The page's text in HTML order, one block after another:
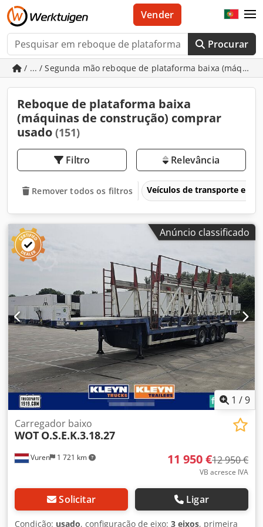
Procurar
Vender
/ ... / Segunda mão reboque de plataforma baixa
Reboque de plataforma baixa
(máquinas de construção) comprar
usado (151)
Filtro Relevância
Remover todos os filtros Veículos de transporte e
Anúncio classificado
1 /9
Vuren 1 721 km
Carregador baixo
WOT O.S.E.K.3.18.27
11 950 €12 950 €
VB acresce IVA
Solicitar Ligar
Condição: usado, configuração de eixo: 3 eixos, primeira